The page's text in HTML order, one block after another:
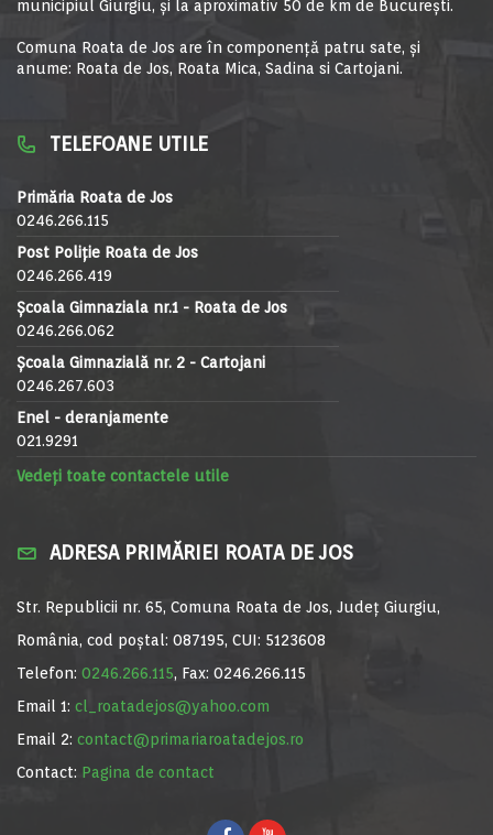
municipiul Giurgiu, şi la aproximativ 50 de km de Bucureşti.
Comuna Roata de Jos are în componență patru sate, și
anume: Roata de Jos, Roata Mica, Sadina si Cartojani.
TELEFOANE UTILE
Primăria Roata de Jos
0246.266.115
Post Poliție Roata de Jos
0246.266.419
Școala Gimnaziala nr.1 - Roata de Jos
0246.266.062
Școala Gimnazială nr. 2 - Cartojani
0246.267.603
Enel - deranjamente
021.9291
Vedeți toate contactele utile
ADRESA PRIMĂRIEI ROATA DE JOS
Str. Republicii nr. 65, Comuna Roata de Jos, Județ Giurgiu,
România, cod poștal: 087195, CUI: 5123608
Telefon: 0246.266.115, Fax: 0246.266.115
Email 1: cl_roatadejos@yahoo.com
Email 2: contact@primariaroatadejos.ro
Contact: Pagina de contact